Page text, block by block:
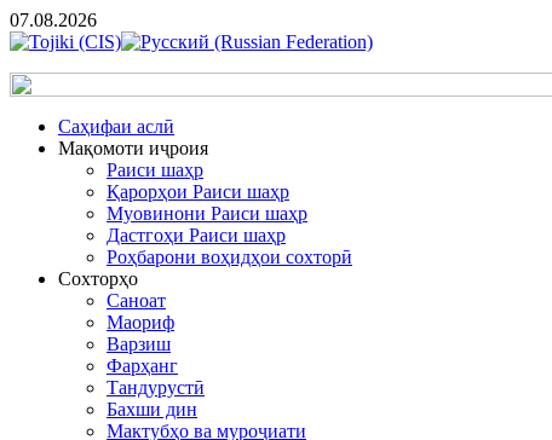
07.08.2026
Cаҳифаи аслӣ
Мақомоти иҷроия
Раиси шаҳр
Қарорҳои Раиси шаҳр
Муовинони Раиси шаҳр
Дастгоҳи Раиси шаҳр
Роҳбарони воҳидҳои сохторӣ
Сохторҳо
Саноат
Маориф
Варзиш
Фарҳанг
Тандурустӣ
Бахши дин
Мактубҳо ва муроҷиати